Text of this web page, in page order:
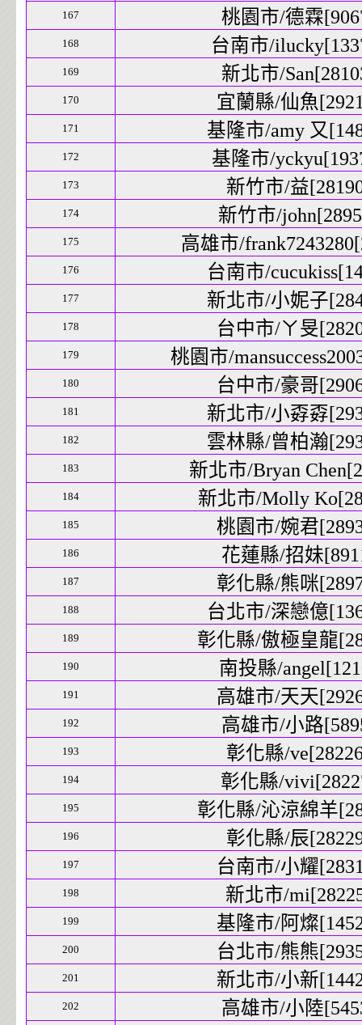
167 桃園市/德霖
168 台南市/
169 新北市/
170 宜蘭縣/仙魚
171 基隆市/amy 又
172 基隆市/
173 新竹市/益
174 新竹市/
175 高雄市/
176 台南市/
177 新北市/小妮子
178 台中市/ㄚ旻
179 桃園市/
180 台中市/豪哥
181 新北市/小孬孬
182 雲林縣/曾柏瀚
183 新北市/Bryan
184 新北市/Molly
185 桃園市/婉君
186 花蓮縣/招妹
187 彰化縣/熊咪
188 台北市/深戀億
189 彰化縣/傲極皇龍
190 南投縣/
191 高雄市/天天
192 高雄市/小路
193 彰化縣/
194 彰化縣/
195 彰化縣/沁涼綿羊
196 彰化縣/辰
197 台南市/小耀
198 新北市/
199 基隆市/阿燦
200 台北市/熊熊
201 新北市/小新
202 高雄市/小陸